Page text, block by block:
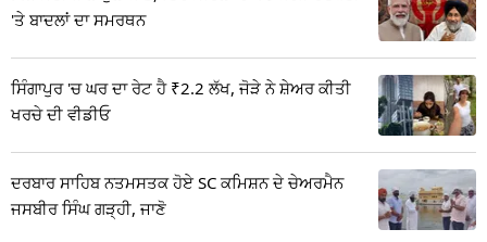
'ਤੇ ਬਾਦਲਾਂ ਦਾ ਸਮਰਥਨ
ਸਿੰਗਾਪੁਰ 'ਚ ਘਰ ਦਾ ਰੇਟ ਹੈ ₹2.2 ਲੱਖ, ਜੋੜੇ ਨੇ ਸ਼ੇਅਰ ਕੀਤੀ
ਖਰਚੇ ਦੀ ਵੀਡੀਓ
ਦਰਬਾਰ ਸਾਹਿਬ ਨਤਮਸਤਕ ਹੋਏ SC ਕਮਿਸ਼ਨ ਦੇ ਚੇਅਰਮੈਨ
ਜਸਬੀਰ ਸਿੰਘ ਗੜ੍ਹੀ, ਜਾਣੋ